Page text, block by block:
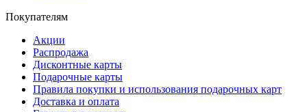
Покупателям
Акции
Распродажа
Дисконтные карты
Подарочные карты
Правила покупки и использования подарочных карт
Доставка и оплата